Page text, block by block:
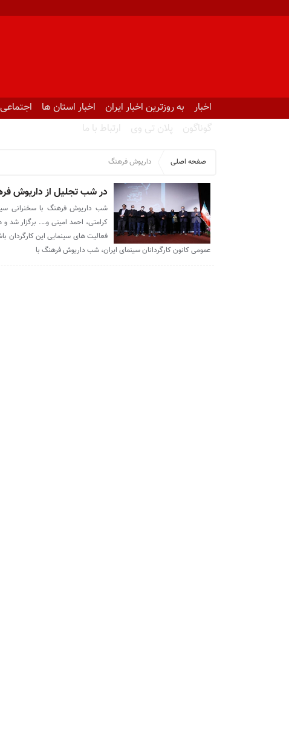
اخبار به روزترین اخبار ایران اخبار استان ها
گوناگون
پلان تی وی ارتباط با ما
صفحه اصلی داریوش فرهنگ
در شب تجلیل از داریوش
شب داریوش فرهنگ با سخنرانی
کرامتی، احمد امینی و…. برگزار شد
فعالیت های سینمایی این کارگردان
عمومی کانون کارگردانان سینمای ایران، شب داریوش فرهنگ با